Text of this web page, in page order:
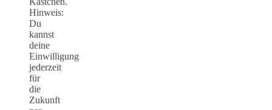
Hinweis:
Du
kannst
deine
Einwilligung
jederzeit
für
die
Zukunft